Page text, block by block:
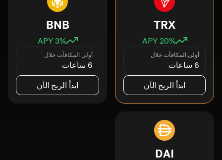
TRX
20% APY
أولى المكافآت خلال
6 ساعات
ابدأ الربح الآن
BNB
3% APY
أولى المكافآت خلال
6 ساعات
ابدأ الربح الآن
DAI